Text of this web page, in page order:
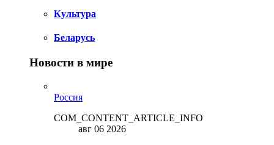
Культура
Беларусь
Новости в мире
Россия
COM_CONTENT_ARTICLE_INFO
авг 06 2026